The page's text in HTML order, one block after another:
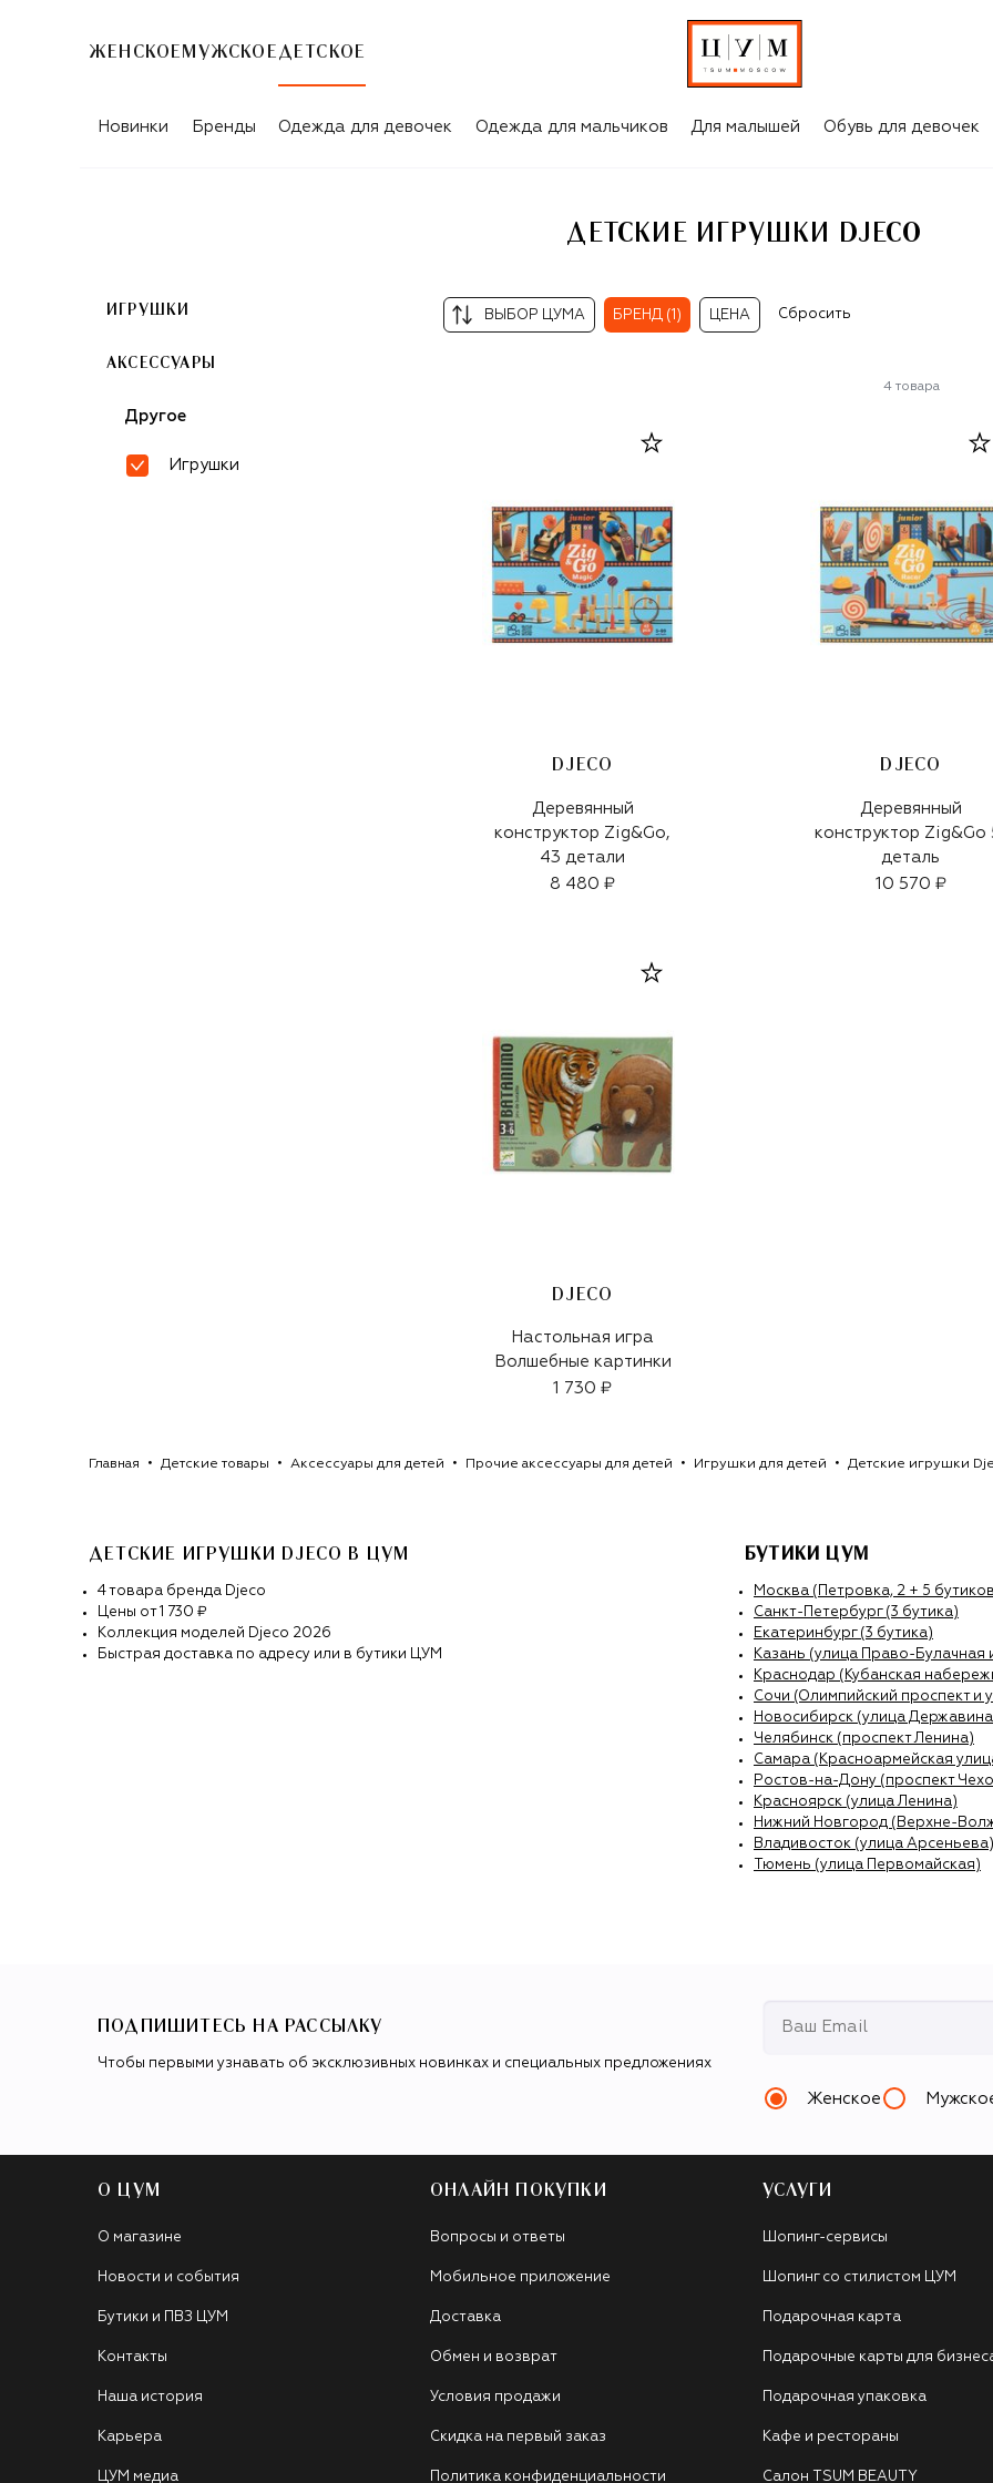
ЖЕНСКОЕ МУЖСКОЕ ДЕТСКОЕ
ДЕТСКИЕ ИГРУШКИ DJECO
Новинки Бренды Одежда для девочек Одежда для мальчиков Для малышей Обувь для девочек
ДЕТСКИЕ ИГРУШКИ DJECO
ИГРУШКИ
АКСЕССУАРЫ
Другое
Игрушки
ВЫБОР ЦУМА БРЕНД (1) ЦЕНА Сбросить
4 товара
DJECO
Деревянный
конструктор Zig&Go,
43 детали
8 480 ₽
DJECO
Деревянный
конструктор Zig&Go
деталь
10 570 ₽
DJECO
Настольная игра
Волшебные картинки
1 730 ₽
Главная Детские товары Аксессуары для детей Прочие аксессуары для детей Игрушки для детей Детские игрушки
ДЕТСКИЕ ИГРУШКИ DJECO В ЦУМ
4товара бренда Djeco
Цены от1 730 ₽
Коллекция моделей Djeco 2026
Быстрая доставка по адресу или в бутики ЦУМ
БУТИКИ ЦУМ
Москва (Петровка, 2 + 5
Санкт-Петербург (3 бутика)
Екатеринбург (3 бутика)
Казань (улица Право-Булачная
Краснодар (Кубанская
Сочи (Олимпийский проспект и
Новосибирск (улица
Челябинск (проспект Ленина)
Самара (Красноармейская
Ростов-на-Дону (проспект
Красноярск (улица Ленина)
Нижний Новгород (Верхне-
Владивосток (улица Арсеньева)
Тюмень (улица Первомайская)
ПОДПИШИТЕСЬ НА РАССЫЛКУ
Чтобы первыми узнавать об эксклюзивных новинках и специальных предложениях
Женское
О ЦУМ
О магазине
Новости и события
Бутики и ПВЗ ЦУМ
Контакты
Наша история
Карьера
ЦУМ медиа
ОНЛАЙН ПОКУПКИ
Вопросы и ответы
Мобильное приложение
Доставка
Обмен и возврат
Условия продажи
Скидка на первый заказ
Политика конфиденциальности
УСЛУГИ
Шопинг-сервисы
Шопинг со стилистом ЦУМ
Подарочная карта
Подарочные карты для
Подарочная упаковка
Кафе и рестораны
Салон TSUM BEAUTY